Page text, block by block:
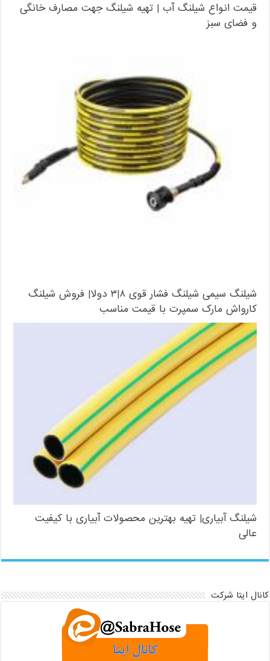
قیمت انواع شیلنگ آب | تهیه شیلنگ جهت مصارف خانگی
و فضای سبز
شیلنگ سیمی شیلنگ فشار قوی ۸|۳ دولا| فروش شیلنگ
کارواش مارک سمپرت با قیمت مناسب
شیلنگ آبیاری| تهیه بهترین محصولات آبیاری با کیفیت
عالی
کانال ایتا شرکت